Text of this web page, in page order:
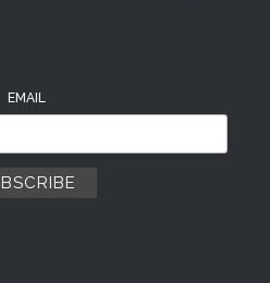
EMAIL